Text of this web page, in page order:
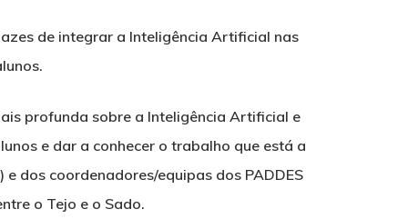
de integrar a Inteligência Artificial nas
profunda sobre a Inteligência Artificial e
e dar a conhecer o trabalho que está a
dos coordenadores/equipas dos PADDES
o Tejo e o Sado.